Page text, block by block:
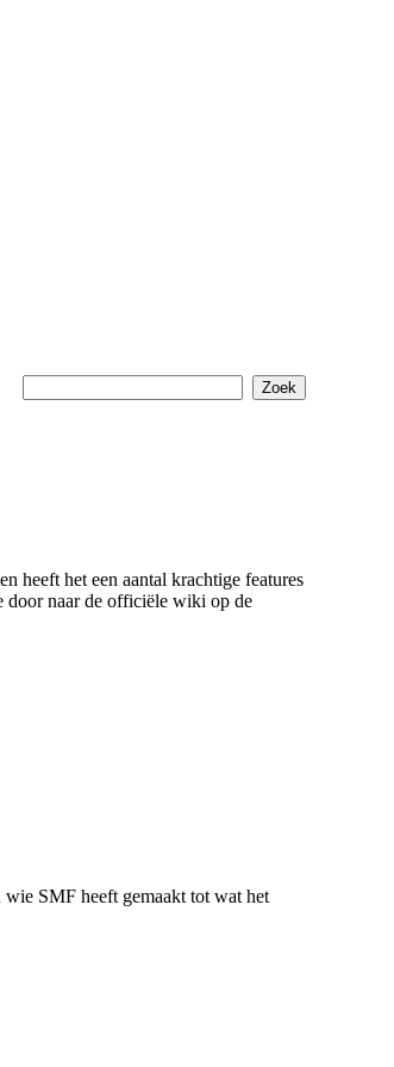
heeft het een aantal krachtige features
door naar de officiële wiki op de
wie SMF heeft gemaakt tot wat het